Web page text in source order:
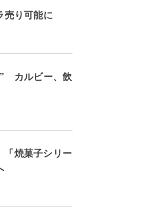
売り可能に
” カルビー、飲
「焼菓子シリー